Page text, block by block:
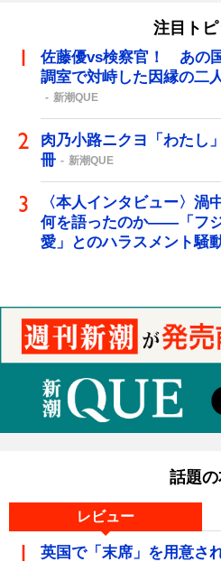
注目トピ
佐藤優vs検察官！ あの
調室で対峙した因縁の二
新潮QUE
肉乃小路ニクヨ「わたし
冊
新潮QUE
〈本人インタビュー〉渦
何を語ったのか――「フ
愛」とのハラスメント騒
話題
レビュー
英国で「末席」を用意さ